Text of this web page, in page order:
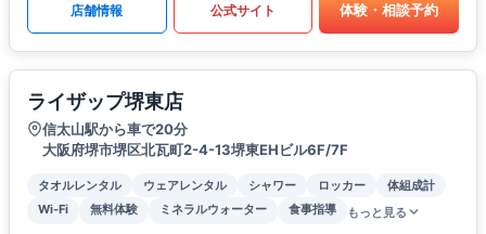
店舗情報 公式サイト 体験・相談予約
ライザップ堺東店
信太山駅から車で20分
大阪府堺市堺区北瓦町2-4-13堺東EHビル6F/7F
タオルレンタル ウェアレンタル シャワー ロッカー
体組成計
Wi-Fi
無料体験 ミネラルウォーター 食事指導 もっと見る